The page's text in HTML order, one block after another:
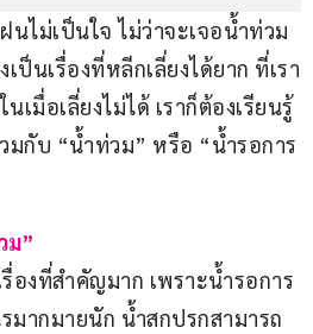
ไม่เป็นใจ ไม่ว่าจะเจอน้ำท่วม
ป็นเรื่องที่หลีกเลี่ยงได้ยาก ที่เรา
เมื่อเลี่ยงไม่ได้ เราก็ต้องเรียนรู้
กับ “น้ำท่วม” หรือ “น้ำรอการ
ม”
องที่สำคัญมาก เพราะน้ำรอการ
มากมายนัก น้ำสกปรกสามารถ